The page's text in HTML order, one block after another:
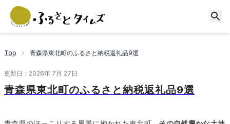
Top 青森県東北町のふるさと納税返礼品9選
更新日： 2026年 7月 27日
青森県東北町のふるさと納税返礼品9選